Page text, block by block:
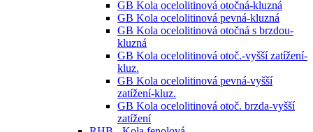
GB Kola ocelolitinová otočná-kluzná
GB Kola ocelolitinová pevná-kluzná
GB Kola ocelolitinová otočná s brzdou-
kluzná
GB Kola ocelolitinová otoč.-vyšší zatížení-
kluz.
GB Kola ocelolitinová pevná-vyšší
zatížení-kluz.
GB Kola ocelolitinová otoč. brzda-vyšší
zatížení